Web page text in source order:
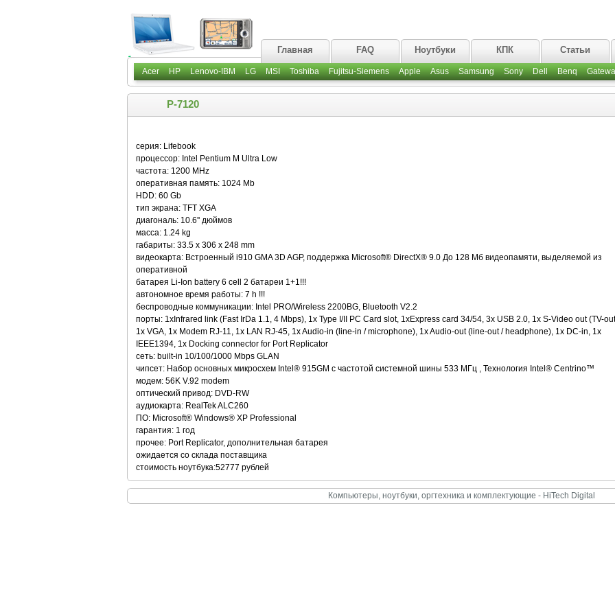
Главная FAQ Ноутбуки КПК Статьи
Acer HP Lenovo-IBM LG MSI Toshiba Fujitsu-Siemens Apple Asus Samsung Sony Dell Benq
P-7120
серия: Lifebook
процессор: Intel Pentium M Ultra Low
частота: 1200 MHz
оперативная память: 1024 Mb
HDD: 60 Gb
тип экрана: TFT XGA
диагональ: 10.6'' дюймов
масса: 1.24 kg
габариты: 33.5 x 306 x 248 mm
видеокарта: Встроенный i910 GMA 3D AGP, поддержка Microsoft® DirectX® 9.0 До 128 Мб видеопамяти, выделяемой из
оперативной
батарея Li-Ion battery 6 cell 2 батареи 1+1!!!
автономное время работы: 7 h !!!
беспроводные коммуникации: Intel PRO/Wireless 2200BG, Bluetooth V2.2
порты: 1xInfrared link (Fast IrDa 1.1, 4 Mbps), 1x Type I/II PC Card slot, 1xExpress card 34/54, 3x USB 2.0, 1x S-Video out (TV-
1x VGA, 1x Modem RJ-11, 1x LAN RJ-45, 1x Audio-in (line-in / microphone), 1x Audio-out (line-out / headphone), 1x DC-in, 1x
IEEE1394, 1x Docking connector for Port Replicator
сеть: built-in 10/100/1000 Mbps GLAN
чипсет: Набор основных микросхем Intel® 915GM с частотой системной шины 533 МГц , Технология Intel® Centrino™
модем: 56K V.92 modem
оптический привод: DVD-RW
аудиокарта: RealTek ALC260
ПО: Microsoft® Windows® XP Professional
гарантия: 1 год
прочее: Port Replicator, дополнительная батарея
ожидается со склада поставщика
стоимость ноутбука:52777 рублей
Компьютеры, ноутбуки, оргтехника и комплектующие - HiTech Digital